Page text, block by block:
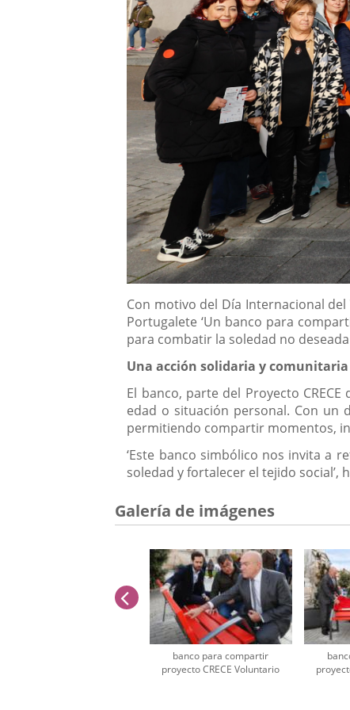
Descripción
Con motivo del Día Internacional del
Portugalete ‘Un banco para
para combatir la soledad no
Una acción solidaria y comunitaria
El banco, parte del Proyecto
edad o situación personal. Con un
permitiendo compartir momentos,
‘Este banco simbólico nos invita a
soledad y fortalecer el tejido social’,
Galería de imágenes
banco para compartir
proyecto CRECE Voluntario
anterior